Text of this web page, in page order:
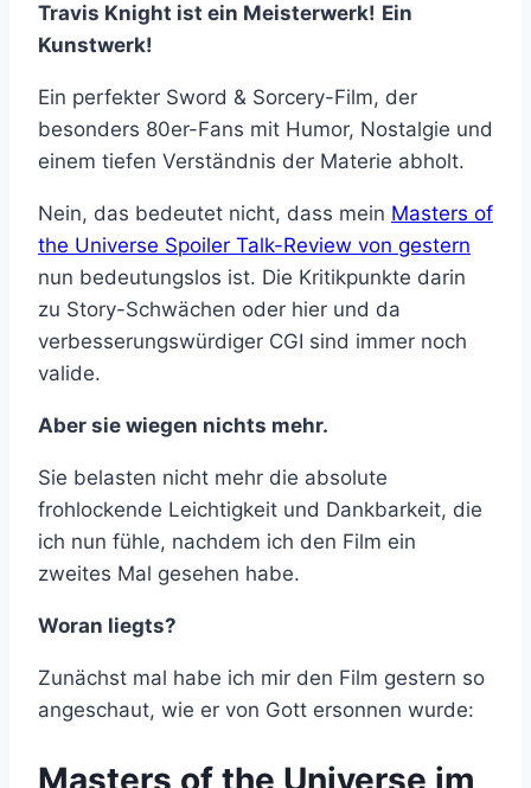
Travis Knight ist ein Meisterwerk! Ein
Kunstwerk!
Ein perfekter Sword & Sorcery-Film, der
besonders 80er-Fans mit Humor, Nostalgie und
einem tiefen Verständnis der Materie abholt.
Nein, das bedeutet nicht, dass mein Masters of
the Universe Spoiler Talk-Review von gestern
nun bedeutungslos ist. Die Kritikpunkte darin
zu Story-Schwächen oder hier und da
verbesserungswürdiger CGI sind immer noch
valide.
Aber sie wiegen nichts mehr.
Sie belasten nicht mehr die absolute
frohlockende Leichtigkeit und Dankbarkeit, die
ich nun fühle, nachdem ich den Film ein
zweites Mal gesehen habe.
Woran liegts?
Zunächst mal habe ich mir den Film gestern so
angeschaut, wie er von Gott ersonnen wurde:
Masters of the Universe im